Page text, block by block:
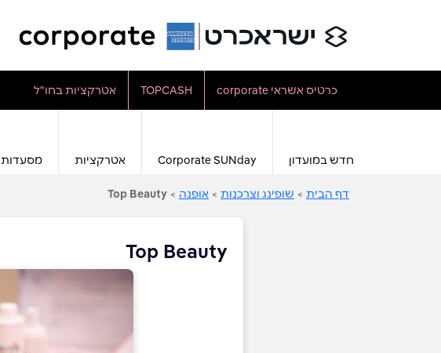
כרטיס אשראי corporate TOPCASH אטרקציות בחו"ל
חדש במועדון Corporate SUNday אטרקציות מסעדות
דף הבית > שופינג וצרכנות > אופנה >
Top Beauty
Top Beauty